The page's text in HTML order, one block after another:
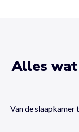
Alles
Van de slaapkamer